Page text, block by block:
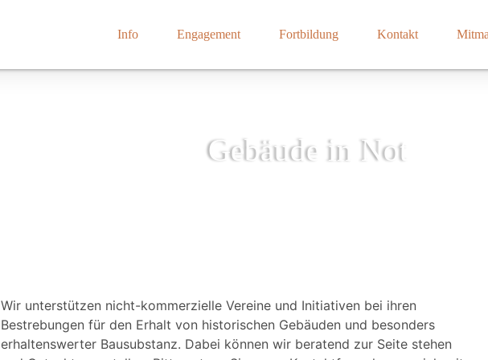
Info Engagement Fortbildung Kontakt
Gebäude in Not
Wir unterstützen nicht-kommerzielle Vereine und Initiativen bei ihren
Bestrebungen für den Erhalt von historischen Gebäuden und besonders
erhaltenswerter Bausubstanz. Dabei können wir beratend zur Seite stehen